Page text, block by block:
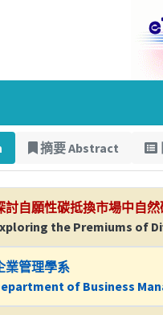
摘要 Abstract
討自願性碳抵換市場中自
the Premiums of
業管理學系
of Business